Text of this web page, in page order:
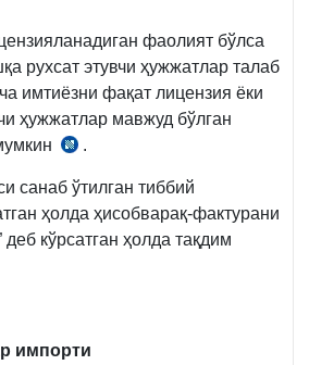
фаолият бўлса
рухсат этувчи ҳужжатлар талаб
имтиёзни фақат лицензия ёки
ҳужжатлар мавжуд бўлган
СК
м.
2-
.
санаб ўтилган тиббий
ҳолда ҳисобварақ-фактурани
деб кўрсатган ҳолда тақдим
импорти